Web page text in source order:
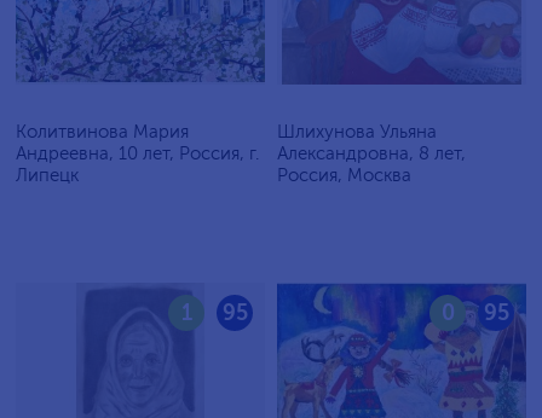
Колитвинова Мария
Андреевна, 10 лет, Россия, г.
Липецк
Шлихунова Ульяна
Александровна, 8 лет,
Россия, Москва
95
1 95
0